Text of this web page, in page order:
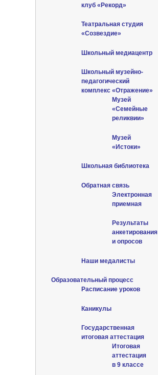
клуб «Рекорд»
Театральная студия
«Созвездие»
Школьный медиацентр
Школьный музейно-
педагогический
комплекс «Отражение»
Музей
«Семейные
реликвии»
Музей
«Истоки»
Школьная библиотека
Обратная связь
Электронная
приемная
Результаты
анкетирования
и опросов
Наши медалисты
Образовательный процесс
Расписание уроков
Каникулы
Государственная
итоговая аттестация
Итоговая
аттестация
в 9 классе